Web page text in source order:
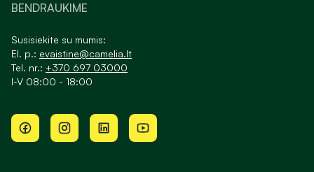
BENDRAUKIME
Susisiekite su mumis:
El. p.: evaistine@camelia.lt
Tel. nr.: +370 697 03000
I-V 08:00 - 18:00